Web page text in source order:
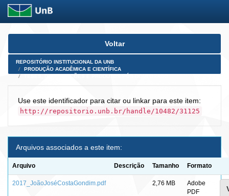
Skip
Voltar
REPOSITÓRIO INSTITUCIONAL DA UNB
PRODUÇÃO ACADÊMICA E CIENTÍFICA
Use este identificador para citar ou linkar para este item:
http://repositorio.unb.br/handle/10482/31125
Arquivos associados a este item:
Arquivo Descrição Tamanho Formato
2017_JoãoJoséCostaGondim.pdf 2,76 MB
Adobe
PDF